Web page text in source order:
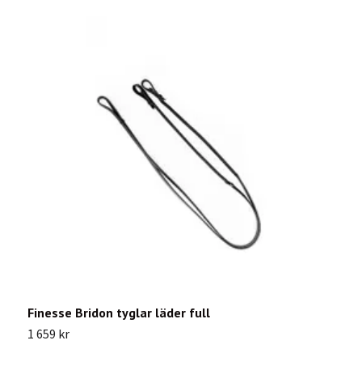
Finesse Bridon tyglar läder full
1 659 kr